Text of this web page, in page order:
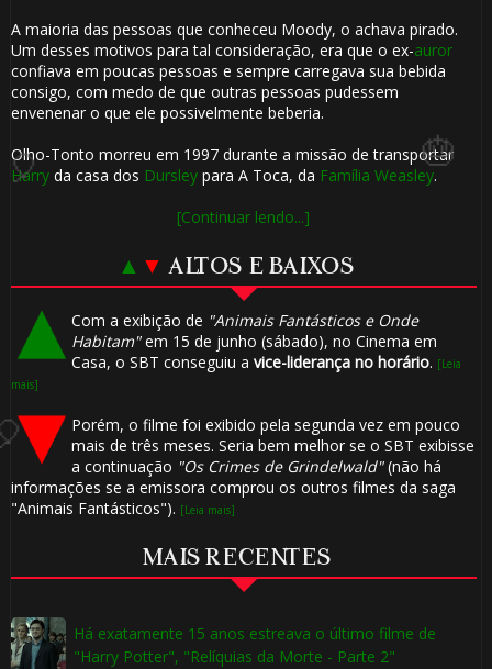
A maioria das pessoas que conheceu Moody, o achava pirado.
Um desses motivos para tal consideração, era que o ex-auror
confiava em poucas pessoas e sempre carregava sua bebida
consigo, com medo de que outras pessoas pudessem
envenenar o que ele possivelmente beberia.
Olho-Tonto morreu em 1997 durante a missão de transportar
Harryda casa dos Dursleypara A Toca, da Família Weasley.
[Continuar lendo...]
▲ ▼ ALTOS E BAIXOS
Com a exibição de "Animais Fantásticos e Onde
Habitam"em 15 de junho (sábado), no Cinema em
Casa, o SBT conseguiu a vice-liderança no horário. [Leia
mais]
Porém, o filme foi exibido pela segunda vez em pouco
mais de três meses. Seria bem melhor se o SBT exibisse
a continuação "Os Crimes de Grindelwald"(não há
informações se a emissora comprou os outros filmes da saga
"Animais Fantásticos"). [Leia mais]
MAIS RECENTES
Há exatamente 15 anos estreava o último filme de
"Harry Potter", "Relíquias da Morte - Parte 2"